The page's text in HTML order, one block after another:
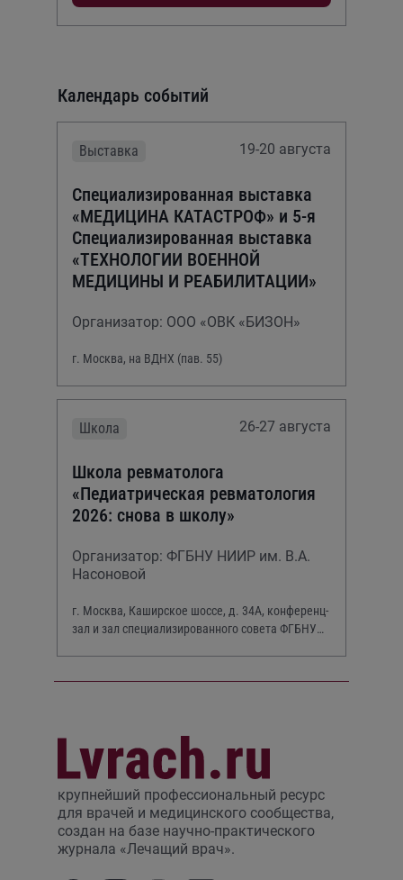
Календарь событий
Выставка 19-20 августа
Специализированная выставка
«МЕДИЦИНА КАТАСТРОФ» и 5-я
Специализированная выставка
«ТЕХНОЛОГИИ ВОЕННОЙ
МЕДИЦИНЫ И РЕАБИЛИТАЦИИ»
Организатор: ООО «ОВК «БИЗОН»
г. Москва, на ВДНХ (пав. 55)
Школа 26-27 августа
Школа ревматолога
«Педиатрическая ревматология
2026: снова в школу»
Организатор: ФГБНУ НИИР им. В.А.
Насоновой
г. Москва, Каширское шоссе, д. 34А, конференц-
зал и зал специализированного совета ФГБНУ
крупнейший профессиональный ресурс
для врачей и медицинского сообщества,
создан на базе научно-практического
журнала «Лечащий врач».